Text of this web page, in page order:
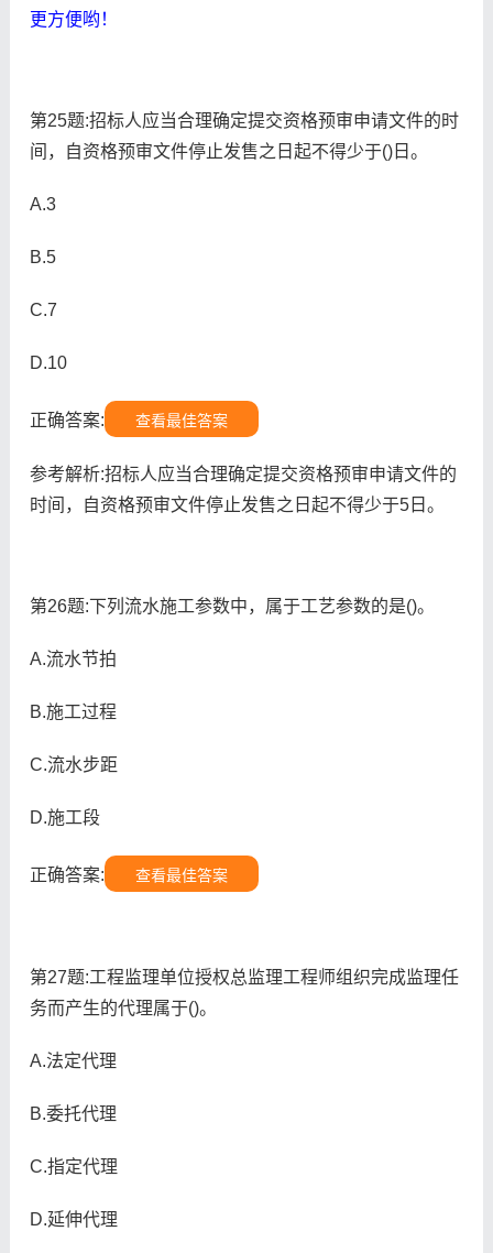
更方便哟！
第25题:招标人应当合理确定提交资格预审申请文件的时
间，自资格预审文件停止发售之日起不得少于()日。
A.3
B.5
C.7
D.10
正确答案: 查看最佳答案
参考解析:招标人应当合理确定提交资格预审申请文件的
时间，自资格预审文件停止发售之日起不得少于5日。
第26题:下列流水施工参数中，属于工艺参数的是()。
A.流水节拍
B.施工过程
C.流水步距
D.施工段
正确答案: 查看最佳答案
第27题:工程监理单位授权总监理工程师组织完成监理任
务而产生的代理属于()。
A.法定代理
B.委托代理
C.指定代理
D.延伸代理